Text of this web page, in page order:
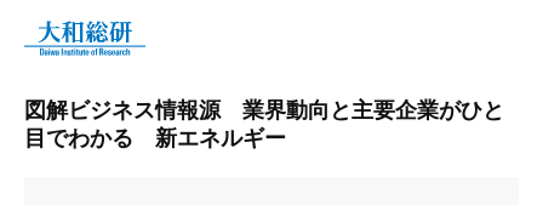
図解ビジネス情報源 業界動向と主要企業がひと
目でわかる 新エネルギー